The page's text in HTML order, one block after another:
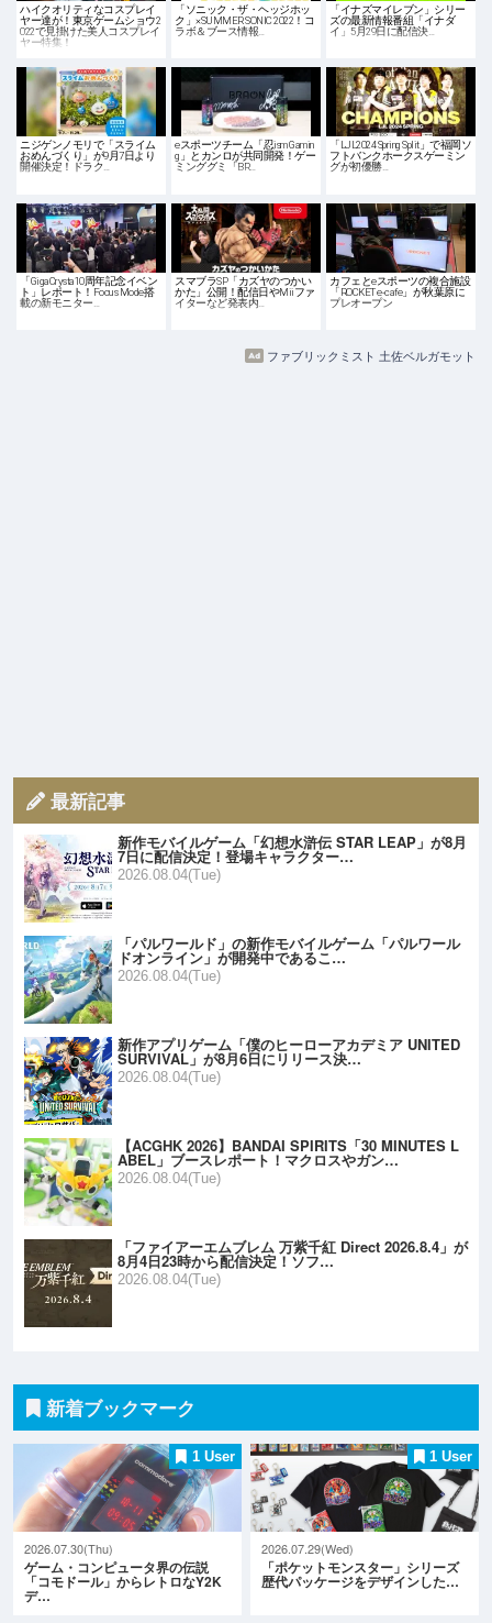
ハイクオリティなコスプレイ
ヤー達が！東京ゲームショウ2
022で見掛けた美人コスプレイ
ヤー特集！
「ソニック・ザ・ヘッジホッ
ク」×SUMMER SONIC 2022！コ
ラボ＆ブース情報…
「イナズマイレブン」シリー
ズの最新情報番組「イナダ
イ」5月29日に配信決…
ニジゲンノモリで「スライム
おめんづくり」が9月7日より
開催決定！ドラク…
eスポーツチーム「忍ism Gamin
g」とカンロが共同開発！ゲー
ミンググミ「BR…
「LJL2024 Spring Split」で福岡ソ
フトバンクホークスゲーミン
グが初優勝…
「GigaCrysta10周年記念イベン
ト」レポート！Focus Mode搭
載の新モニター…
スマブラSP「カズヤのつかい
かた」公開！配信日やMiiファ
イターなど発表内…
カフェとeスポーツの複合施設
「ROCKET e-cafe」が秋葉原に
プレオープン
ファブリックミスト 土佐ベルガモット
最新記事
新作モバイルゲーム「幻想水滸伝 STAR LEAP」が8月
7日に配信決定！登場キャラクター…
2026.08.04(Tue)
「パルワールド」の新作モバイルゲーム「パルワール
ドオンライン」が開発中であるこ…
2026.08.04(Tue)
新作アプリゲーム「僕のヒーローアカデミア UNITED
SURVIVAL」が8月6日にリリース決…
2026.08.04(Tue)
【ACGHK 2026】BANDAI SPIRITS「30 MINUTES L
ABEL」ブースレポート！マクロスやガン…
2026.08.04(Tue)
「ファイアーエムブレム 万紫千紅 Direct 2026.8.4」が
8月4日23時から配信決定！ソフ…
2026.08.04(Tue)
新着ブックマーク
1 User
2026.07.30(Thu)
ゲーム・コンピュータ界の伝説
「コモドール」からレトロなY2K
デ…
1 User
2026.07.29(Wed)
「ポケットモンスター」シリーズ
歴代パッケージをデザインした…